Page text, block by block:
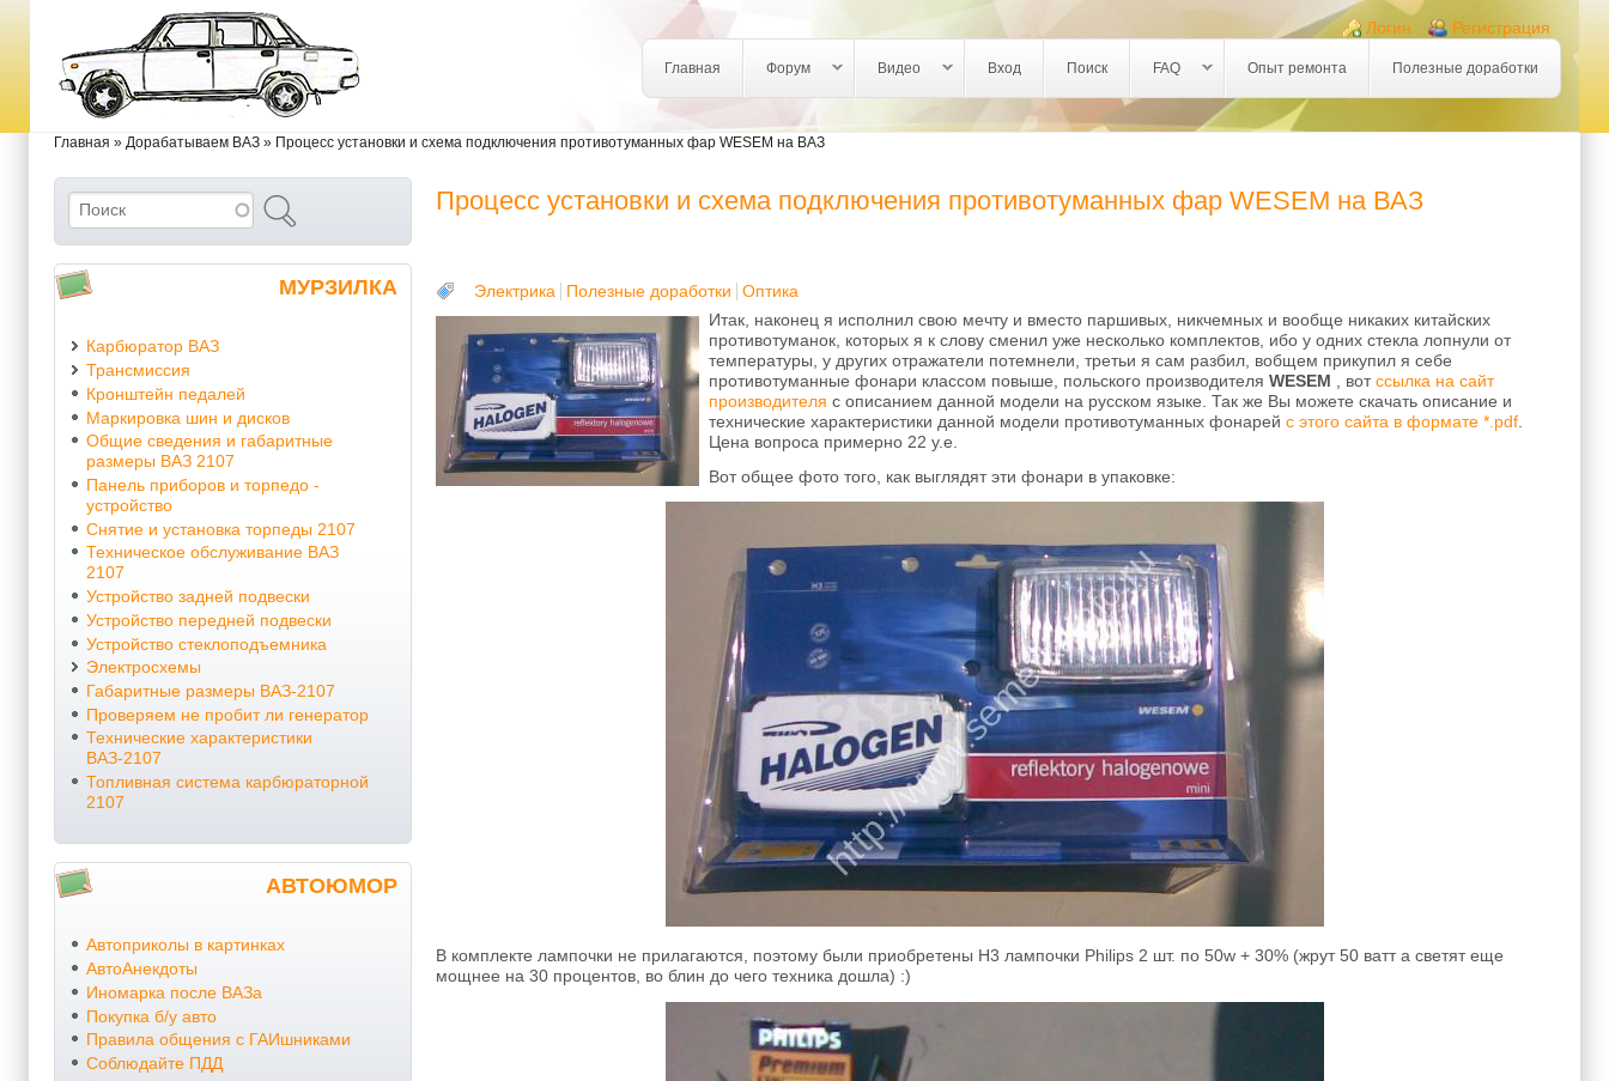
Перейти к основному содержанию
Login links
Логин Регистрация
Главная Форум Видео Вход Поиск FAQ Опыт ремонта Полезные доработки
Вы здесь
Главная » Дорабатываем ВАЗ » Процесс установки и схема подключения противотуманных фар WESEM на ВАЗ
Форма поиска Поиск
МУРЗИЛКА
Карбюратор ВАЗ
Трансмиссия
Кронштейн педалей
Маркировка шин и дисков
Общие сведения и габаритные
размеры ВАЗ 2107
Панель приборов и торпедо -
устройство
Снятие и установка торпеды 2107
Техническое обслуживание ВАЗ
2107
Устройство задней подвески
Устройство передней подвески
Устройство стеклоподъемника
Электросхемы
Габаритные размеры ВАЗ-2107
Проверяем не пробит ли генератор
Технические характеристики
ВАЗ-2107
Топливная система карбюраторной
2107
АВТОЮМОР
Автоприколы в картинках
АвтоАнекдоты
Иномарка после ВАЗа
Покупка б/у авто
Правила общения с ГАИшниками
Соблюдайте ПДД
Процесс установки и схема подключения противотуманных фар WESEM на ВАЗ
Электрика Полезные доработки
Оптика
Итак, наконец я исполнил свою мечту и вместо паршивых, никчемных и вообще никаких китайских
противотуманок, которых я к слову сменил уже несколько комплектов, ибо у одних стекла лопнули от
температуры, у других отражатели потемнели, третьи я сам разбил, вобщем прикупил я себе
противотуманные фонари классом повыше, польского производителя WESEM , вот ссылка на сайт
производителя с описанием данной модели на русском языке. Так же Вы можете скачать описание и
технические характеристики данной модели противотуманных фонарей с этого сайта в формате *.pdf.
Цена вопроса примерно 22 у.е.
Вот общее фото того, как выглядят эти фонари в упаковке:
В комплекте лампочки не прилагаются, поэтому были приобретены H3 лампочки Philips 2 шт. по 50w + 30% (жрут 50 ватт а светят еще
мощнее на 30 процентов, во блин до чего техника дошла) :)